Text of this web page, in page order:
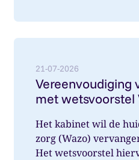
21-07-2026
Vereenvoudiging
met wetsvoorstel
Het kabinet wil de
zorg (Wazo)
Het wetsvoorstel